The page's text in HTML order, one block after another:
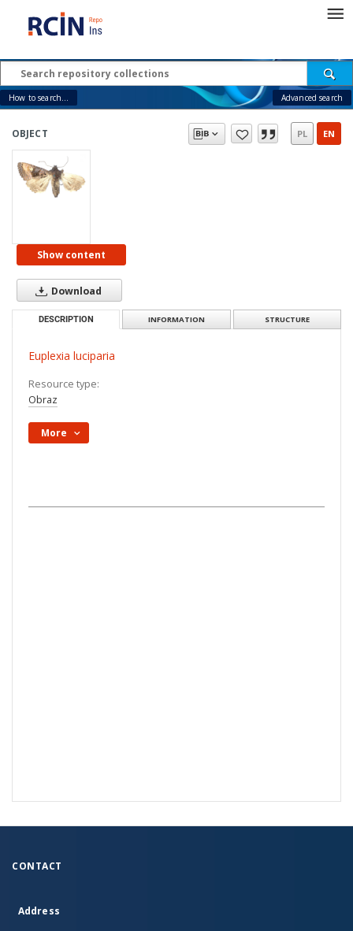
How to search... Advanced search
OBJECT PL EN
Show content
Download
DESCRIPTION INFORMATION STRUCTURE
Euplexia luciparia
Resource type:
Obraz
More
CONTACT
Address